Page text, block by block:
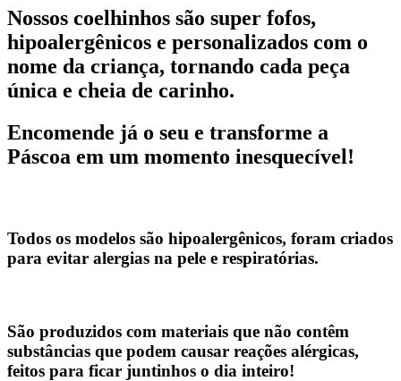
Nossos coelhinhos são super fofos,
hipoalergênicos e personalizados com o
nome da criança, tornando cada peça
única e cheia de carinho.
Encomende já o seu e transforme a
Páscoa em um momento inesquecível!
Todos os modelos são hipoalergênicos, foram criados
para evitar alergias na pele e respiratórias.
São produzidos com materiais que não contêm
substâncias que podem causar reações alérgicas,
feitos para ficar juntinhos o dia inteiro!